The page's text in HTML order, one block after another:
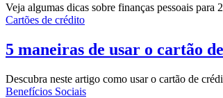
Veja algumas dicas sobre finanças pessoais
Cartões de crédito
5 maneiras de usar o cartão
Descubra neste artigo como usar o cartão de
Benefícios Sociais